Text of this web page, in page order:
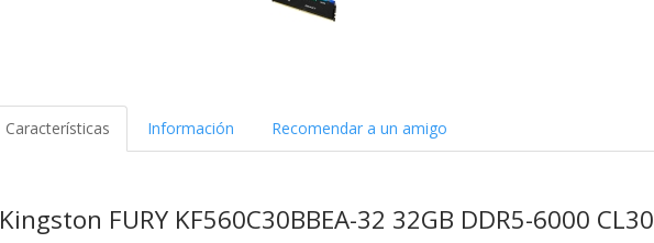
Características Información Recomendar a un amigo
Kingston FURY KF560C30BBEA-32 32GB DDR5-6000 CL30